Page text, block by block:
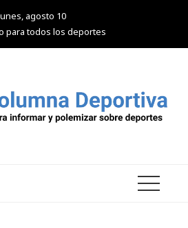
agosto 10
para todos los deportes